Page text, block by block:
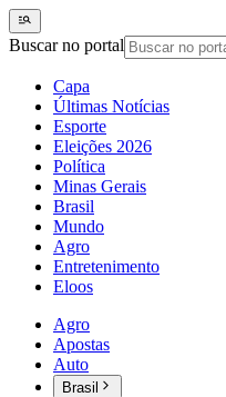
Buscar no portal
Capa
Últimas Notícias
Esporte
Eleições 2026
Política
Minas Gerais
Brasil
Mundo
Agro
Entretenimento
Eloos
Agro
Apostas
Auto
Brasil